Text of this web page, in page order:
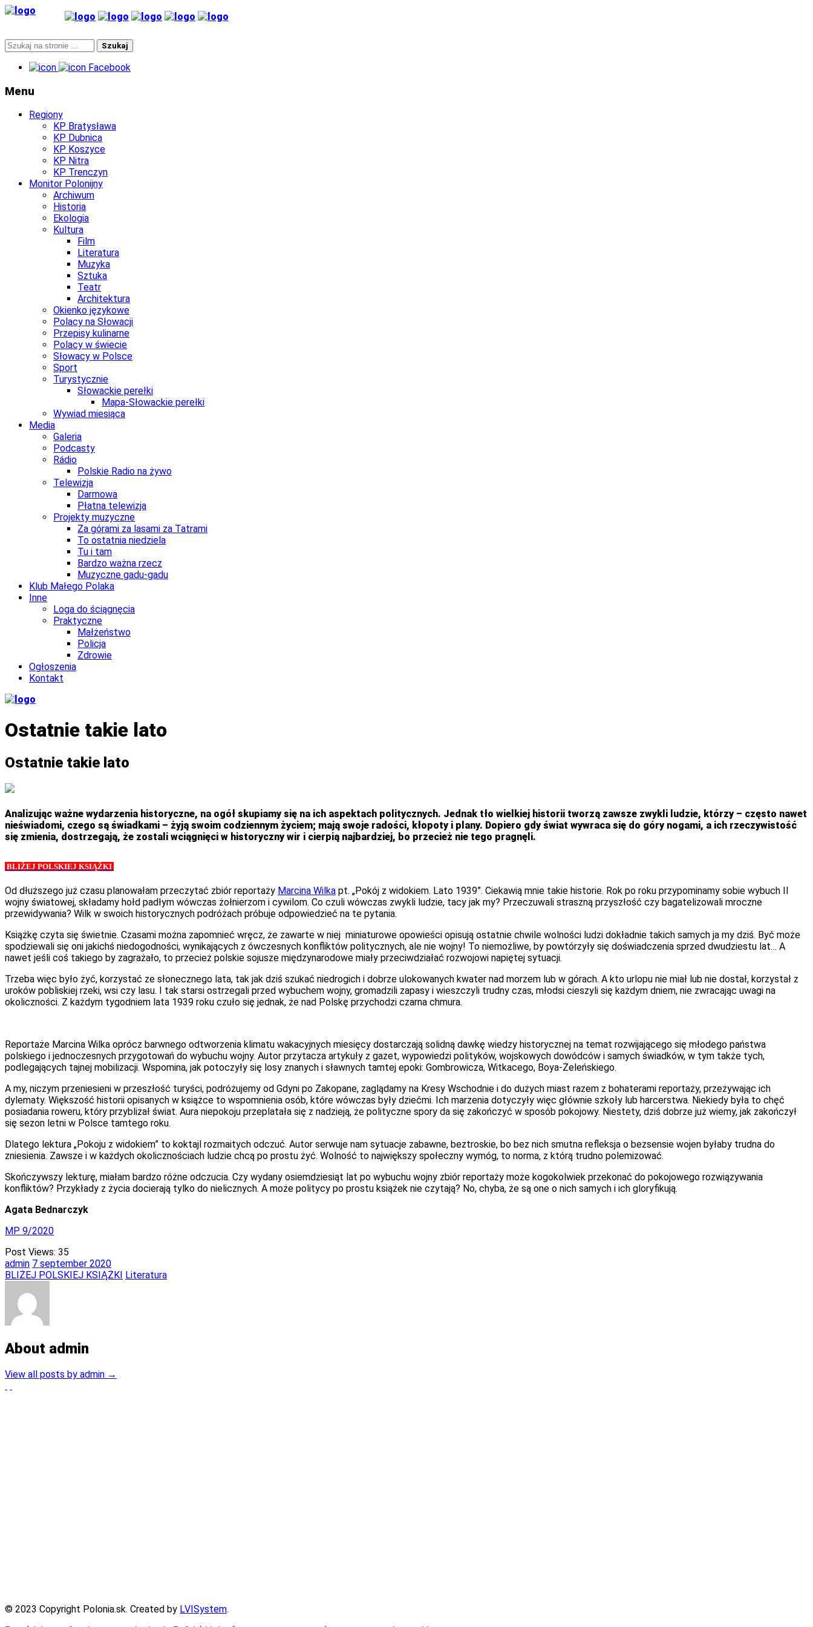
Facebook
Menu
Regiony
KP Bratysława
KP Dubnica
KP Koszyce
KP Nitra
KP Trenczyn
Monitor Polonijny
Archiwum
Historia
Ekologia
Kultura
Film
Literatura
Muzyka
Sztuka
Teatr
Architektura
Okienko językowe
Polacy na Słowacji
Przepisy kulinarne
Polacy w świecie
Słowacy w Polsce
Sport
Turystycznie
Słowackie perełki
Mapa-Słowackie perełki
Wywiad miesiąca
Media
Galeria
Podcasty
Rádio
Polskie Radio na żywo
Telewizja
Darmowa
Płatna telewizja
Projekty muzyczne
Za górami za lasami za Tatrami
To ostatnia niedziela
Tu i tam
Bardzo ważna rzecz
Muzyczne gadu-gadu
Klub Małego Polaka
Inne
Loga do ściągnęcia
Praktyczne
Małżeństwo
Policja
Zdrowie
Ogłoszenia
Kontakt
Ostatnie takie lato
Ostatnie takie lato
Analizując ważne wydarzenia historyczne, na ogół skupiamy się na ich aspektach politycznych. Jednak tło wielkiej historii tworzą zawsze zwykli ludzie, którzy – często nawet
nieświadomi, czego są świadkami – żyją swoim codziennym życiem; mają swoje radości, kłopoty i plany. Dopiero gdy świat wywraca się do góry nogami, a ich rzeczywistość
się zmienia, dostrzegają, że zostali wciągnięci w historyczny wir i cierpią najbardziej, bo przecież nie tego pragnęli.
BLIŻEJ POLSKIEJ KSIĄŻKI
Od dłuższego już czasu planowałam przeczytać zbiór reportaży Marcina Wilka pt. „Pokój z widokiem. Lato 1939”. Ciekawią mnie takie historie. Rok po roku przypominamy sobie wybuch II
wojny światowej, składamy hołd padłym wówczas żołnierzom i cywilom. Co czuli wówczas zwykli ludzie, tacy jak my? Przeczuwali straszną przyszłość czy bagatelizowali mroczne
przewidywania? Wilk w swoich historycznych podróżach próbuje odpowiedzieć na te pytania.
Książkę czyta się świetnie. Czasami można zapomnieć wręcz, że zawarte w niej miniaturowe opowieści opisują ostatnie chwile wolności ludzi dokładnie takich samych ja my dziś. Być może
spodziewali się oni jakichś niedogodności, wynikających z ówczesnych konfliktów politycznych, ale nie wojny! To niemożliwe, by powtórzyły się doświadczenia sprzed dwudziestu lat… A
nawet jeśli coś takiego by zagrażało, to przecież polskie sojusze międzynarodowe miały przeciwdziałać rozwojowi napiętej sytuacji.
Trzeba więc było żyć, korzystać ze słonecznego lata, tak jak dziś szukać niedrogich i dobrze ulokowanych kwater nad morzem lub w górach. A kto urlopu nie miał lub nie dostał, korzystał z
uroków pobliskiej rzeki, wsi czy lasu. I tak starsi ostrzegali przed wybuchem wojny, gromadzili zapasy i wieszczyli trudny czas, młodsi cieszyli się każdym dniem, nie zwracając uwagi na
okoliczności. Z każdym tygodniem lata 1939 roku czuło się jednak, że nad Polskę przychodzi czarna chmura.
Reportaże Marcina Wilka oprócz barwnego odtworzenia klimatu wakacyjnych miesięcy dostarczają solidną dawkę wiedzy historycznej na temat rozwijającego się młodego państwa
polskiego i jednoczesnych przygotowań do wybuchu wojny. Autor przytacza artykuły z gazet, wypowiedzi polityków, wojskowych dowódców i samych świadków, w tym także tych,
podlegających tajnej mobilizacji. Wspomina, jak potoczyły się losy znanych i sławnych tamtej epoki: Gombrowicza, Witkacego, Boya-Żeleńskiego.
A my, niczym przeniesieni w przeszłość turyści, podróżujemy od Gdyni po Zakopane, zaglądamy na Kresy Wschodnie i do dużych miast razem z bohaterami reportaży, przeżywając ich
dylematy. Większość historii opisanych w książce to wspomnienia osób, które wówczas były dziećmi. Ich marzenia dotyczyły więc głównie szkoły lub harcerstwa. Niekiedy była to chęć
posiadania roweru, który przybliżał świat. Aura niepokoju przeplatała się z nadzieją, że polityczne spory da się zakończyć w sposób pokojowy. Niestety, dziś dobrze już wiemy, jak zakończył
się sezon letni w Polsce tamtego roku.
Dlatego lektura „Pokoju z widokiem” to koktajl rozmaitych odczuć. Autor serwuje nam sytuacje zabawne, beztroskie, bo bez nich smutna refleksja o bezsensie wojen byłaby trudna do
zniesienia. Zawsze i w każdych okolicznościach ludzie chcą po prostu żyć. Wolność to największy społeczny wymóg, to norma, z którą trudno polemizować.
Skończywszy lekturę, miałam bardzo różne odczucia. Czy wydany osiemdziesiąt lat po wybuchu wojny zbiór reportaży może kogokolwiek przekonać do pokojowego rozwiązywania
konfliktów? Przykłady z życia docierają tylko do nielicznych. A może politycy po prostu książek nie czytają? No, chyba, że są one o nich samych i ich gloryfikują.
Agata Bednarczyk
MP 9/2020
Post Views: 35
admin 7 september 2020
BLIŻEJ POLSKIEJ KSIĄŻKI Literatura
About admin
View all posts by admin →
© 2023 Copyright Polonia.sk. Created by LVISystem.